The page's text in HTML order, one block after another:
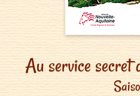
Au service secret